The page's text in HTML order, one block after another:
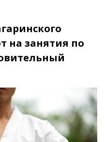
на занятия по